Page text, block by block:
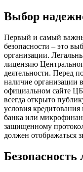
Выбор
Первый и самый
безопасности – это
организации.
лицензию
деятельности. Перед
наличие организации
официальном сайте
всегда открыто
условия
банка или
защищенному
должен отображаться